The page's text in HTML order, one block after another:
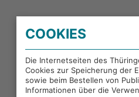
PORTALE DES
EXTERNE LINKS
COOKIES
Die Internetseiten des
Cookies zur Speicherung der
sowie beim Bestellen von
Informationen über die